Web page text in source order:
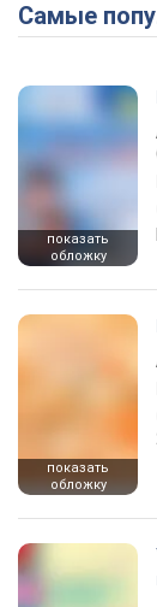
Самые
показать
обложку
показать
обложку